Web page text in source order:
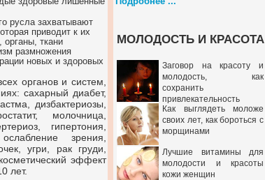
русла захватывают
приводит к их
органы, ткани
размножения
новых и здоровых
органов и систем,
сахарный диабет,
дизбактериозы,
молочница,
гипертония,
зрения,
угри, рак груди,
эффект
лет.
МОЛОДОСТЬ И КРАСОТА
Заговор на красоту и
молодость, как
сохранить
привлекательность
Как выглядеть моложе
своих лет, как бороться с
морщинами
Лучшие витамины для
молодости и красоты
кожи женщин